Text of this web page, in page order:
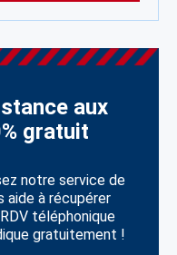
aux
gratuit
notre service de
aide à récupérer
téléphonique
gratuitement !